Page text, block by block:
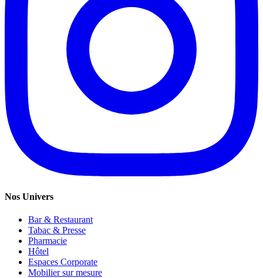
Nos Univers
Bar & Restaurant
Tabac & Presse
Pharmacie
Hôtel
Espaces Corporate
Mobilier sur mesure